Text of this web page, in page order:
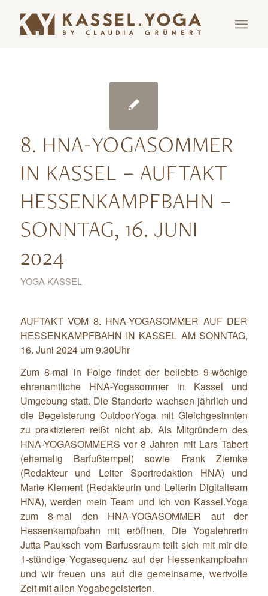
8. HNA-YOGASOMMER
IN KASSEL – AUFTAKT
HESSENKAMPFBAHN –
SONNTAG, 16. JUNI
2024
YOGA KASSEL
AUFTAKT VOM 8. HNA-YOGASOMMER AUF DER
HESSENKAMPFBAHN IN KASSEL AM SONNTAG,
16. Juni 2024 um 9.30Uhr
Zum 8-mal in Folge findet der beliebte 9-wöchige
ehrenamtliche HNA-Yogasommer in Kassel und
Umgebung statt. Die Standorte wachsen jährlich und
die Begeisterung OutdoorYoga mit Gleichgesinnten
zu praktizieren reißt nicht ab. Als Mitgründern des
HNA-YOGASOMMERS vor 8 Jahren mit Lars Tabert
(ehemalig Barfußtempel) sowie Frank Ziemke
(Redakteur und Leiter Sportredaktion HNA) und
Marie Klement (Redakteurin und Leiterin Digitalteam
HNA), werden mein Team und ich von Kassel.Yoga
zum 8-mal den HNA-YOGASOMMER auf der
Hessenkampfbahn mit eröffnen. Die Yogalehrerin
Jutta Pauksch vom Barfussraum teilt sich mit mir die
1-stündige Yogasequenz auf der Hessenkampfbahn
und wir freuen uns auf die gemeinsame, wertvolle
Zeit mit allen Yogabegeisterten.